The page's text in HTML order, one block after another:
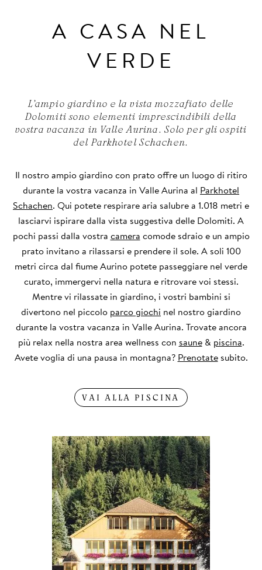
A CASA NEL
VERDE
L’ampio giardino e la vista mozzafiato delle
Dolomiti sono elementi imprescindibili della
vostra vacanza in Valle Aurina. Solo per gli ospiti
del Parkhotel Schachen.
Il nostro ampio giardino con prato offre un luogo di ritiro
durante la vostra vacanza in Valle Aurina al Parkhotel
Schachen. Qui potete respirare aria salubre a 1.018 metri e
lasciarvi ispirare dalla vista suggestiva delle Dolomiti. A
pochi passi dalla vostra camera comode sdraio e un ampio
prato invitano a rilassarsi e prendere il sole. A soli 100
metri circa dal fiume Aurino potete passeggiare nel verde
curato, immergervi nella natura e ritrovare voi stessi.
Mentre vi rilassate in giardino, i vostri bambini si
divertono nel piccolo parco giochi nel nostro giardino
durante la vostra vacanza in Valle Aurina. Trovate ancora
più relax nella nostra area wellness con saune& piscina.
Avete voglia di una pausa in montagna? Prenotatesubito.
VAI ALLA PISCINA